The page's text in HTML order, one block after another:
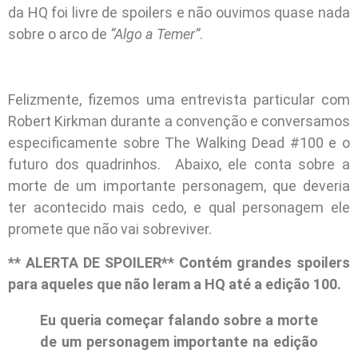
da HQ foi livre de spoilers e não ouvimos quase nada
sobre o arco de “Algo a Temer”.
Felizmente, fizemos uma entrevista particular com
Robert Kirkman durante a convenção e conversamos
especificamente sobre The Walking Dead #100 e o
futuro dos quadrinhos. Abaixo, ele conta sobre a
morte de um importante personagem, que deveria
ter acontecido mais cedo, e qual personagem ele
promete que não vai sobreviver.
** ALERTA DE SPOILER** Contém grandes spoilers
para aqueles que não leram a HQ até a edição 100.
Eu queria começar falando sobre a morte
de um personagem importante na edição